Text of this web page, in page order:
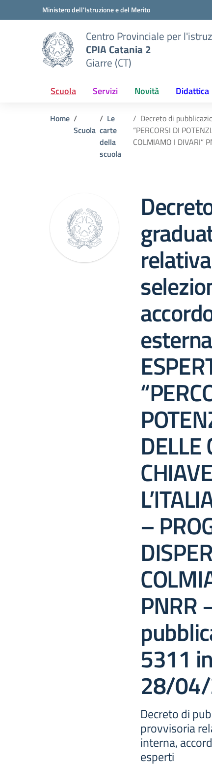
Vai ai contenuti
Vai al menu di navigazioneMinistero dell'Istruzione e del Merito
Centro Provinciale per
CPIA Catania 2
Giarre (CT)
Scuola Servizi Novità Didattica
Home
Scuola
Le
carte
della
scuola
Decreto di
“PERCORSI DI
COLMIAMO I
DELLE
–
PNRR
5311
28/
Decreto di
provvisoria
interna,
esperti